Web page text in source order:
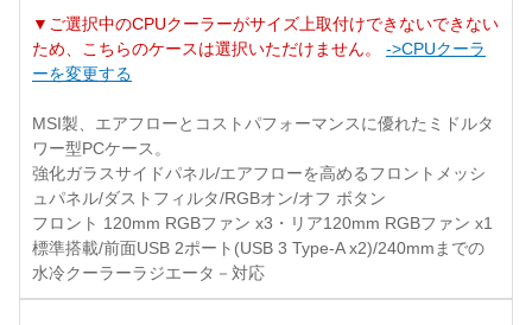
▼ご選択中のCPUクーラーがサイズ上取付けできないできない
ため、こちらのケースは選択いただけません。 ->CPUクーラ
ーを変更する
MSI製、エアフローとコストパフォーマンスに優れたミドルタ
ワー型PCケース。
強化ガラスサイドパネル/エアフローを高めるフロントメッシ
ュパネル/ダストフィルタ/RGBオン/オフ ボタン
フロント 120mm RGBファン x3・リア120mm RGBファン x1
標準搭載/前面USB 2ポート(USB 3 Type-A x2)/240mmまでの
水冷クーラーラジエータ－対応